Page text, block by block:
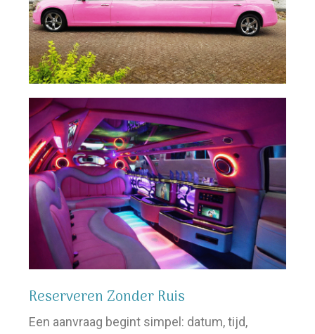
Reserveren Zonder Ruis
Een aanvraag begint simpel: datum, tijd,